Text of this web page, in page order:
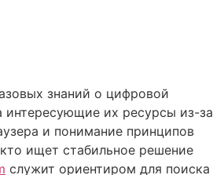
знаний о цифровой
интересующие их ресурсы из-за
и понимание принципов
ищет стабильное решение
служит ориентиром для поиска